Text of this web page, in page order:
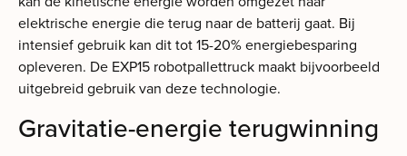
elektrische energie die terug naar de batterij gaat. Bij
intensief gebruik kan dit tot 15-20% energiebesparing
opleveren. De EXP15 robotpallettruck maakt bijvoorbeeld
uitgebreid gebruik van deze technologie.
Gravitatie-energie terugwinning